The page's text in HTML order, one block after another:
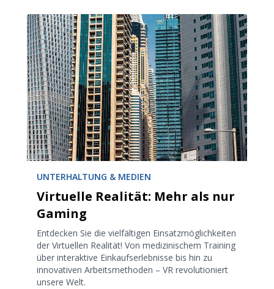
UNTERHALTUNG & MEDIEN
Virtuelle Realität: Mehr als nur
Gaming
Entdecken Sie die vielfältigen Einsatzmöglichkeiten
der Virtuellen Realität! Von medizinischem Training
über interaktive Einkaufserlebnisse bis hin zu
innovativen Arbeitsmethoden – VR revolutioniert
unsere Welt.